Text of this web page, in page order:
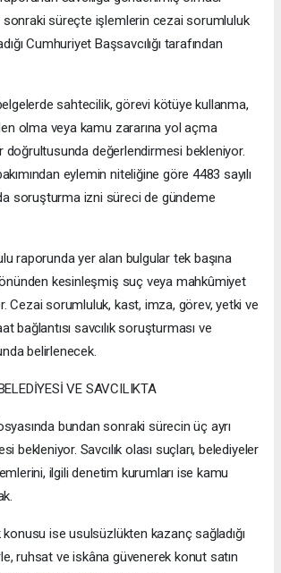
sonraki süreçte işlemlerin cezai sorumluluk
Cumhuriyet Başsavcılığı tarafından
sahtecilik, görevi kötüye kullanma,
olma veya kamu zararına yol açma
doğrultusunda değerlendirmesi bekleniyor.
eylemin niteliğine göre 4483 sayılı
soruşturma izni süreci de gündeme
raporunda yer alan bulgular tek başına
kesinleşmiş suç veya mahkûmiyet
Cezai sorumluluk, kast, imza, görev, yetki ve
bağlantısı savcılık soruşturması ve
belirlenecek.
VE SAVCILIKTA
bundan sonraki sürecin üç ayrı
bekleniyor. Savcılık olası suçları, belediyeler
ilgili denetim kurumları ise kamu
konusu ise usulsüzlükten kazanç sağladığı
ruhsat ve iskâna güvenerek konut satın